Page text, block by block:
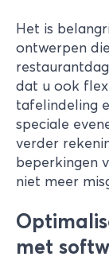
Het is
ontwerpen
dat u ook
tafelindeling
speciale
verder
beperkingen
niet meer
met